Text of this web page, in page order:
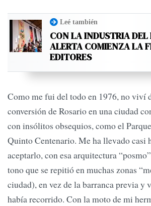
Leé también
CON LA INDUSTRIA DEL
ALERTA COMIENZA LA
EDITORES
Como me fui del todo en 1976, no viví
conversión de Rosario en una ciudad
con insólitos obsequios, como el
Quinto Centenario. Me ha llevado casi
aceptarlo, con esa arquitectura
tono que se repitió en muchas zonas
ciudad), en vez de la barranca previa y
había recorrido. Con la moto de mi